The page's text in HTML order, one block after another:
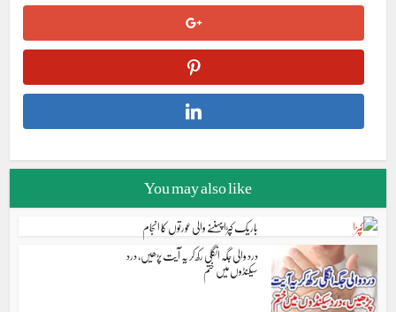
You may also like
باریک کپڑا پہننے والی عورتوں کا انجام
درد والی جگہ انگلی رکھ کر یہ آیت پڑھیں، درد
سیکنڈوں میں ختم